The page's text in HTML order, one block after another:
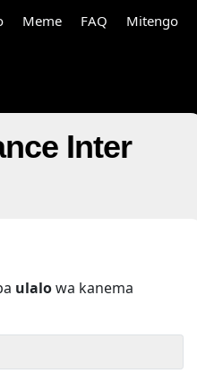
Meme FAQ Mitengo
Inter
ulalowa kanema